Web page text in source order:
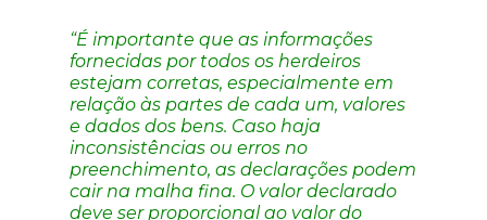
“É importante que as informações
fornecidas por todos os herdeiros
estejam corretas, especialmente em
relação às partes de cada um, valores
e dados dos bens. Caso haja
inconsistências ou erros no
preenchimento, as declarações podem
cair na malha fina. O valor declarado
deve ser proporcional ao valor do